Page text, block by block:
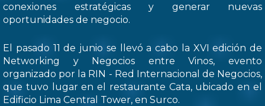
conexiones estratégicas y generar nuevas
oportunidades de negocio.
El pasado 11 de junio se llevó a cabo la XVI edición de
Networking y Negocios entre Vinos, evento
organizado por la RIN - Red Internacional de Negocios,
que tuvo lugar en el restaurante Cata, ubicado en el
Edificio Lima Central Tower, en Surco.